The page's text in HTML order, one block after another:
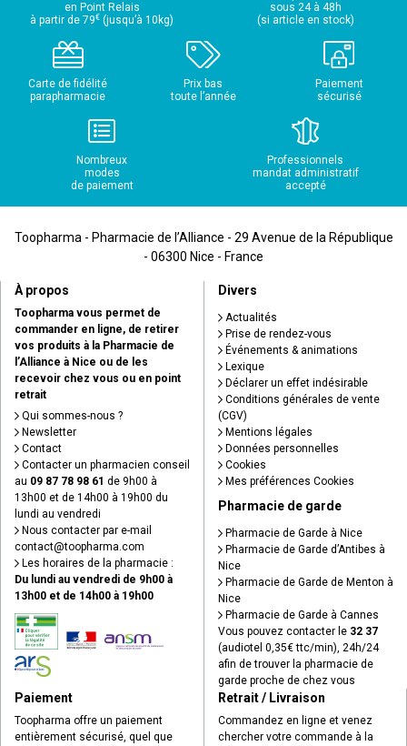
en Point Relais
à partir de 79€ (jusqu’à 10kg)
sous 24 à 48h
(si article en stock)
Carte de fidélité
parapharmacie
Prix bas
toute l’année
Paiement
sécurisé
Nombreux
modes
de paiement
Professionnels
mandat administratif
accepté
Toopharma - Pharmacie de l’Alliance - 29 Avenue de la République
- 06300 Nice - France
À propos
Toopharma vous permet de
commander en ligne, de retirer
vos produits à la Pharmacie de
l’Alliance à Nice ou de les
recevoir chez vous ou en point
retrait
Qui sommes-nous ?
Newsletter
Contact
Contacter un pharmacien conseil
au 09 87 78 98 61 de 9h00 à
13h00 et de 14h00 à 19h00 du
lundi au vendredi
Nous contacter par e-mail
contact@toopharma.com
Les horaires de la pharmacie :
Du lundi au vendredi de 9h00 à
13h00 et de 14h00 à 19h00
Divers
Actualités
Prise de rendez-vous
Événements & animations
Lexique
Déclarer un effet indésirable
Conditions générales de vente
(CGV)
Mentions légales
Données personnelles
Cookies
Mes préférences Cookies
Pharmacie de garde
Pharmacie de Garde à Nice
Pharmacie de Garde d’Antibes à
Nice
Pharmacie de Garde de Menton à
Nice
Pharmacie de Garde à Cannes
Vous pouvez contacter le 32 37
(audiotel 0,35€ ttc/min), 24h/24
afin de trouver la pharmacie de
garde proche de chez vous
Paiement
Toopharma offre un paiement
entièrement sécurisé, quel que
Retrait / Livraison
Commandez en ligne et venez
chercher votre commande à la